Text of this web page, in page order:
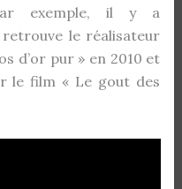
exemple, il y a
le réalisateur
d’or pur » en 2010 et
le film « Le gout des